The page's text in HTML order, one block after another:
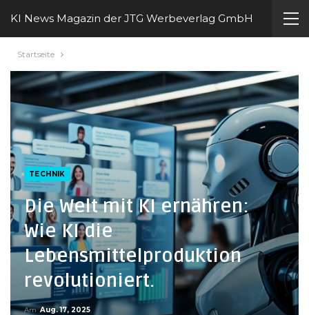
KI News Magazin der JTG Werbeverlag GmbH
Startseite
TECHNIK
Die Welt mit KI ernähren:
Wie KI die
Lebensmittelproduktion
revolutioniert.
AmAug. 17, 2025